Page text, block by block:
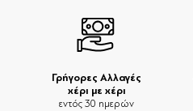
Γρήγορες Αλλαγές
χέρι με χέρι
εντός 30 ημερών